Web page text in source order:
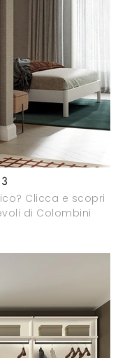
Clicca e scopri
di Colombini